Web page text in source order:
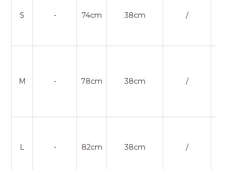
S - 74cm 38cm /
M - 78cm 38cm /
L - 82cm 38cm /